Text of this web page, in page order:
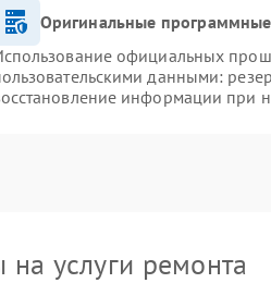
Оригинальные
официальных
данными:
информации при
на услуги ремонта